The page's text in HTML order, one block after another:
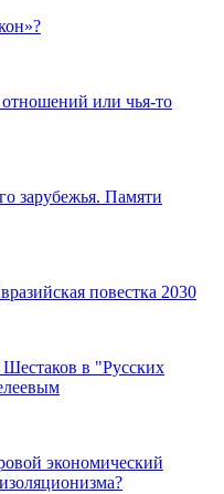
или чья-то
зарубежья. Памяти
повестка 2030
в "Русских
экономический